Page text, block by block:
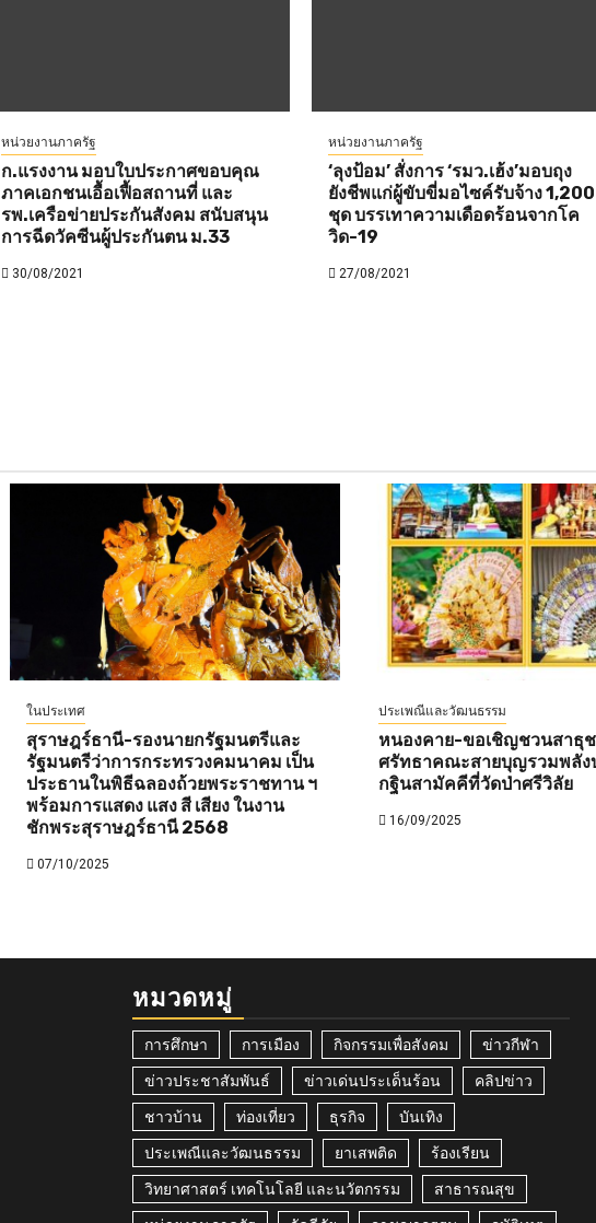
หน่วยงานภาครัฐ
ก.แรงงาน มอบใบประกาศขอบคุณ
ภาคเอกชนเอื้อเฟื้อสถานที่ และ
รพ.เครือข่ายประกันสังคม สนับสนุน
การฉีดวัคซีนผู้ประกันตน ม.33
30/08/2021
หน่วยงานภาครัฐ
‘ลุงป้อม’ สั่งการ ‘รมว.เฮ้ง’มอบถุง
ยังชีพแก่ผู้ขับขี่มอไซค์รับจ้าง 1,200
ชุด บรรเทาความเดือดร้อนจากโค
วิด-19
27/08/2021
ในประเทศ
สุราษฎร์ธานี-รองนายกรัฐมนตรีและ
รัฐมนตรีว่าการกระทรวงคมนาคม เป็น
ประธานในพิธีฉลองถ้วยพระราชทาน ฯ
พร้อมการแสดง แสง สี เสียง ในงาน
ชักพระสุราษฎร์ธานี 2568
07/10/2025
ประเพณีและวัฒนธรรม
หนองคาย-ขอเชิญชวนสาธุ
ศรัทธาคณะสายบุญรวมพลั
กฐินสามัคคีที่วัดป่าศรีวิลัย
16/09/2025
หมวดหมู่
การศึกษา การเมือง กิจกรรมเพื่อสังคม ข่าวกีฬา
ข่าวประชาสัมพันธ์ ข่าวเด่นประเด็นร้อน คลิปข่าว
ชาวบ้าน ท่องเที่ยว ธุรกิจ บันเทิง
ประเพณีและวัฒนธรรม ยาเสพติด ร้องเรียน
วิทยาศาสตร์ เทคโนโลยี และนวัตกรรม สาธารณสุข